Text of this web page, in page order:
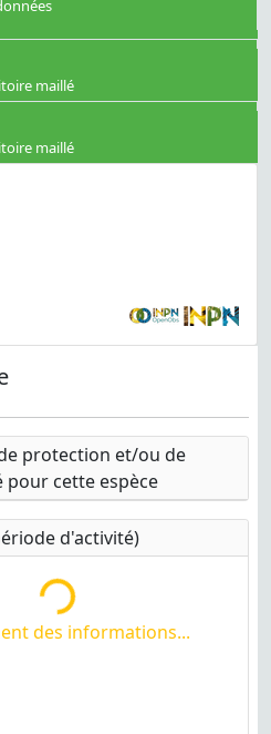
maillé
maillé
protection et/ou de
cette espèce
d'activité)
des informations...